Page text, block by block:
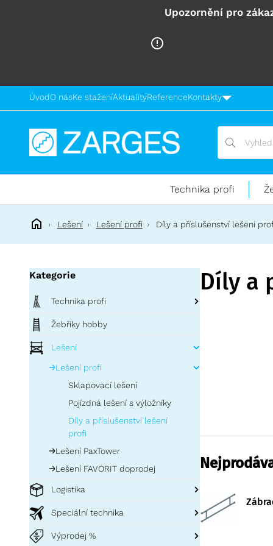
Upozornění pro
ÚvodO násKe staženíAktualityReferenceKontakty
Technika
práci
výškách
Vyhledávání
Vyhledávání
Technika profi
Lešení Lešení profi Díly a příslušenství lešení
Kategorie
Technika profi
Opěrné žebříky
Stojací žebříky oboustranné
Bezpečnostní schůdky a podesty
Podestové žebříky
Speciální žebříky
žebříkům
Žebříky hobby
Lešení
Lešení profi
Sklapovací lešení
Pojízdná lešení s výložníky
Díly a příslušenství lešení
profi
Lešení PaxTower
Lešení FAVORIT doprodej
Logistika
Přepravní bedny a přepravní boxy
Speciální technika
Technika pro letadla
Výprodej %
Díly a